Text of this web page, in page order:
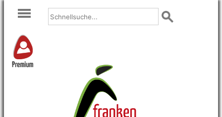
Premium